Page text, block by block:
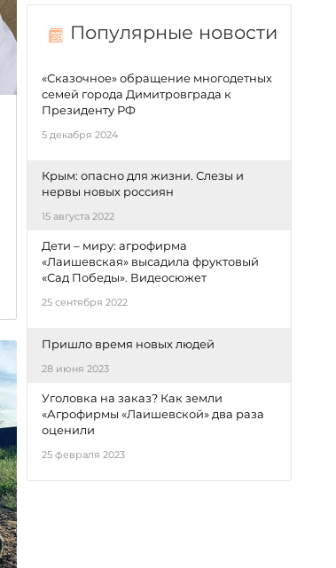
Популярные новости
«Сказочное» обращение многодетных
семей города Димитровграда к
Президенту РФ
5 декабря 2024
Крым: опасно для жизни. Слезы и
нервы новых россиян
15 августа 2022
Дети – миру: агрофирма
«Лаишевская» высадила фруктовый
«Сад Победы». Видеосюжет
25 сентября 2022
Пришло время новых людей
28 июня 2023
Уголовка на заказ? Как земли
«Агрофирмы «Лаишевской» два раза
оценили
25 февраля 2023